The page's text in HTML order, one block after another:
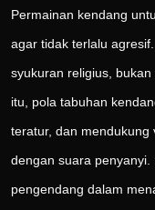
Permainan kendang
agar tidak terlalu
syukuran religius,
itu, pola tabuhan
teratur, dan mendukung
dengan suara penyanyi.
pengendang dalam